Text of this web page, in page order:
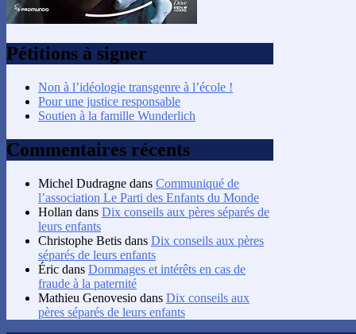
Pétitions à signer
Non à l’idéologie transgenre à l’école !
Pour une justice responsable
Soutien à la famille Wunderlich
Commentaires récents
Michel Dudragne dans Communiqué de
l’association Le Parti des Enfants du Monde
Hollan dans Dix conseils aux pères séparés de
leurs enfants
Christophe Betis dans Dix conseils aux pères
séparés de leurs enfants
Éric dans Dommages et intérêts en cas de
fraude à la paternité
Mathieu Genovesio dans Dix conseils aux
pères séparés de leurs enfants